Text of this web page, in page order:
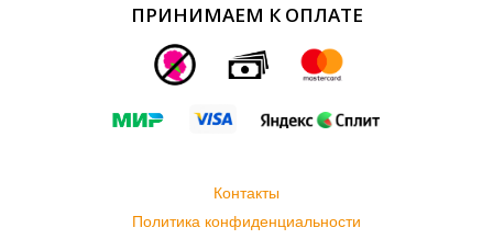
ПРИНИМАЕМ К ОПЛАТЕ
Политика конфиденциальности
Контакты